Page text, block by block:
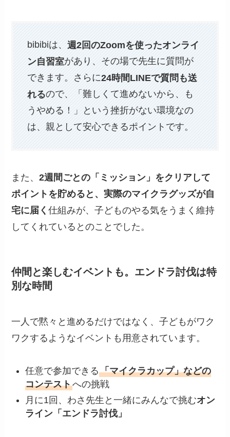
bibibiは、週2回のZoomを使ったオンライ
ン自習室があり、その場で先生に質問が
できます。さらに24時間LINEで質問も送
れるので、「難しくて進めないから、も
うやめる！」という挫折がない環境なの
は、親として安心できるポイントです。
また、2週間ごとの「ミッション」をクリアして
ポイントを貯めると、実際のマイクラグッズが自
宅に届く仕組みが、子どものやる気をうまく維持
してくれているとのことでした。
仲間と楽しむイベントも。エンドラ討伐は特
別な時間
一人で黙々と進めるだけではなく、子どもがワク
ワクするようなイベントも用意されています。
任意で参加できる「マイクラカップ」などの
コンテストへの挑戦
月に1回、わさ先生と一緒にみんなで挑むオン
ライン「エンドラ討伐」